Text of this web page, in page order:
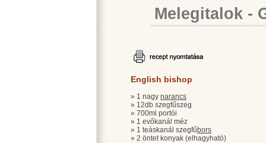
Melegitalok -
English bishop
» 1 nagy narancs
» 12db szegfűszeg
» 700ml portói
» 1 evőkanál méz
» 1 teáskanál szegfűbors
» 2 öntet konyak (elhagyható)